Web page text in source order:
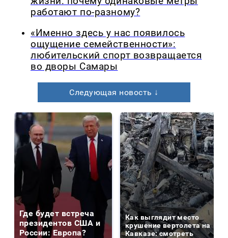
работают по-разному?
«Именно здесь у нас появилось
ощущение семейственности»:
любительский спорт возвращается
во дворы Самары
Следующая новость ↓
Где будет встреча
президентов США и
России: Европа?
Как выглядит место
крушение вертолета на
Кавказе: смотреть